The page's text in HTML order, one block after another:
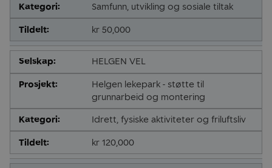
Samfunn, utvikling og sosiale tiltak
kr 50,000
HELGEN VEL
Helgen lekepark - støtte til
grunnarbeid og montering
Idrett, fysiske aktiviteter og friluftsliv
kr 120,000